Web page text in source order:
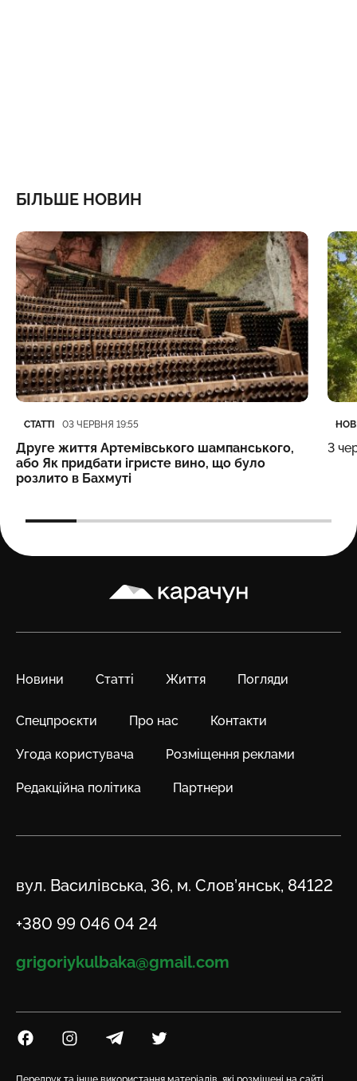
БІЛЬШЕ НОВИН
Категорія
СТАТТІ
Дата публікації
03 ЧЕРВНЯ 19:55
Друге життя Артемівського шампанського,
або Як придбати ігристе вино, що було
розлито в Бахмуті
3
Карачун
Новини Статті Життя Погляди
Спецпроєкти Про нас Контакти
Угода користувача Розміщення реклами
Редакційна політика Партнери
Адреса
вул. Василівська, 36, м. Слов’янськ, 84122
Телефон
+380 99 046 04 24
Email
grigoriykulbaka@gmail.com
Посилання на Facebook
Посилання на Instagram
Посилання на Telegram
Посилання на Twitter